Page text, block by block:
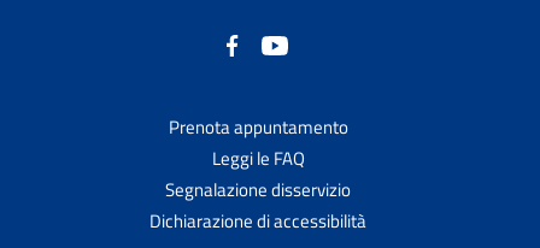
Prenota appuntamento
Leggi le FAQ
Segnalazione disservizio
Dichiarazione di accessibilità